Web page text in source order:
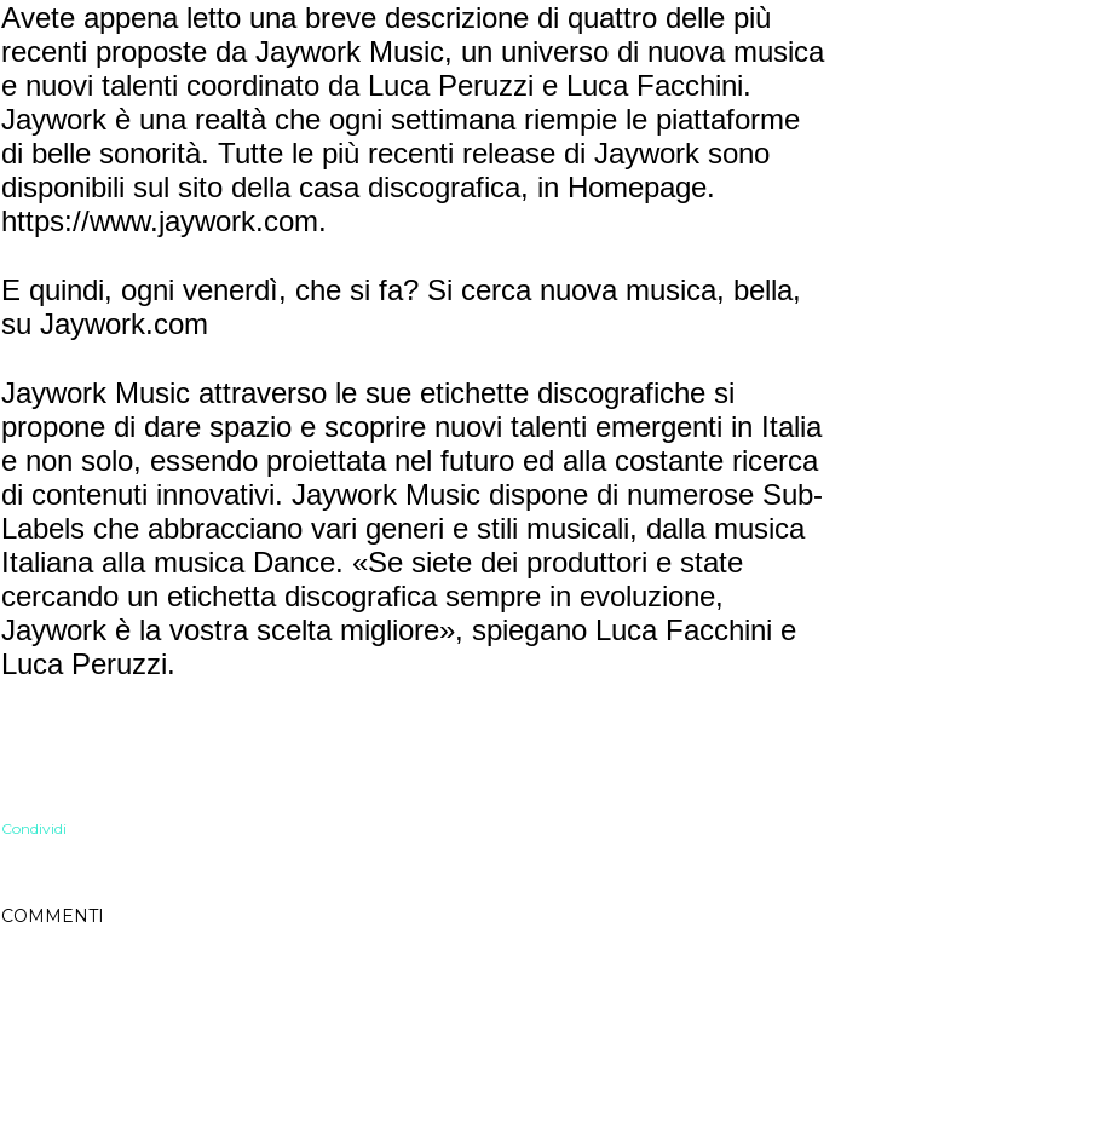
Avete appena letto una breve descrizione di quattro delle più
recenti proposte da Jaywork Music, un universo di nuova musica
e nuovi talenti coordinato da Luca Peruzzi e Luca Facchini.
Jaywork è una realtà che ogni settimana riempie le piattaforme
di belle sonorità. Tutte le più recenti release di Jaywork sono
disponibili sul sito della casa discografica, in Homepage.
https://www.jaywork.com.
E quindi, ogni venerdì, che si fa? Si cerca nuova musica, bella,
su Jaywork.com
Jaywork Music attraverso le sue etichette discografiche si
propone di dare spazio e scoprire nuovi talenti emergenti in Italia
e non solo, essendo proiettata nel futuro ed alla costante ricerca
di contenuti innovativi. Jaywork Music dispone di numerose Sub-
Labels che abbracciano vari generi e stili musicali, dalla musica
Italiana alla musica Dance. «Se siete dei produttori e state
cercando un etichetta discografica sempre in evoluzione,
Jaywork è la vostra scelta migliore», spiegano Luca Facchini e
Luca Peruzzi.
Condividi
COMMENTI